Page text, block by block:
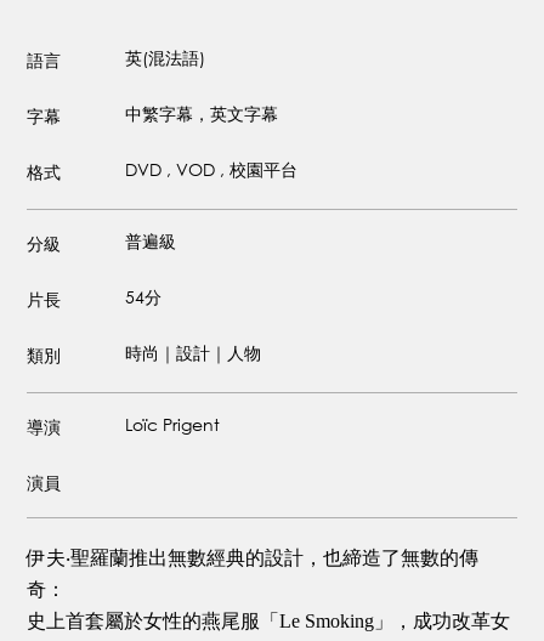
語言 英(混法語)
字幕 中繁字幕，英文字幕
格式 DVD , VOD , 校園平台
分級 普遍級
片長 54分
類別 時尚｜設計｜人物
導演 Loïc Prigent
演員
伊夫‧聖羅蘭推出無數經典的設計，也締造了無數的傳
奇：
史上首套屬於女性的燕尾服「Le Smoking」，成功改革女